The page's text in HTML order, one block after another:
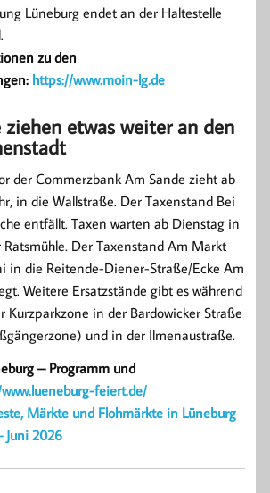
Lüneburg endet an der Haltestelle
zu den
https://www.moin-lg.de
ziehen etwas weiter an den
der Commerzbank Am Sande zieht ab
in die Wallstraße. Der Taxenstand Bei
entfällt. Taxen warten ab Dienstag in
Der Taxenstand Am Markt
in die Reitende-Diener-Straße/Ecke Am
Weitere Ersatzstände gibt es während
Kurzparkzone in der Bardowicker Straße
und in der Ilmenaustraße.
– Programm und
feiert.de/
Märkte und Flohmärkte in Lüneburg
Juni 2026